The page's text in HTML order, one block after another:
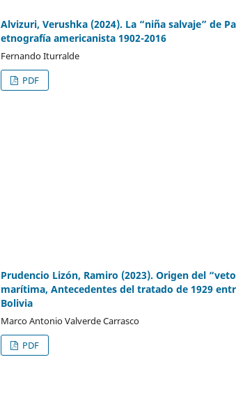
Alvizuri, Verushka (2024). La “niña salvaje” de
etnografía americanista 1902-2016
Fernando Iturralde
PDF
Prudencio Lizón, Ramiro (2023). Origen del
marítima, Antecedentes del tratado de 1929
Bolivia
Marco Antonio Valverde Carrasco
PDF